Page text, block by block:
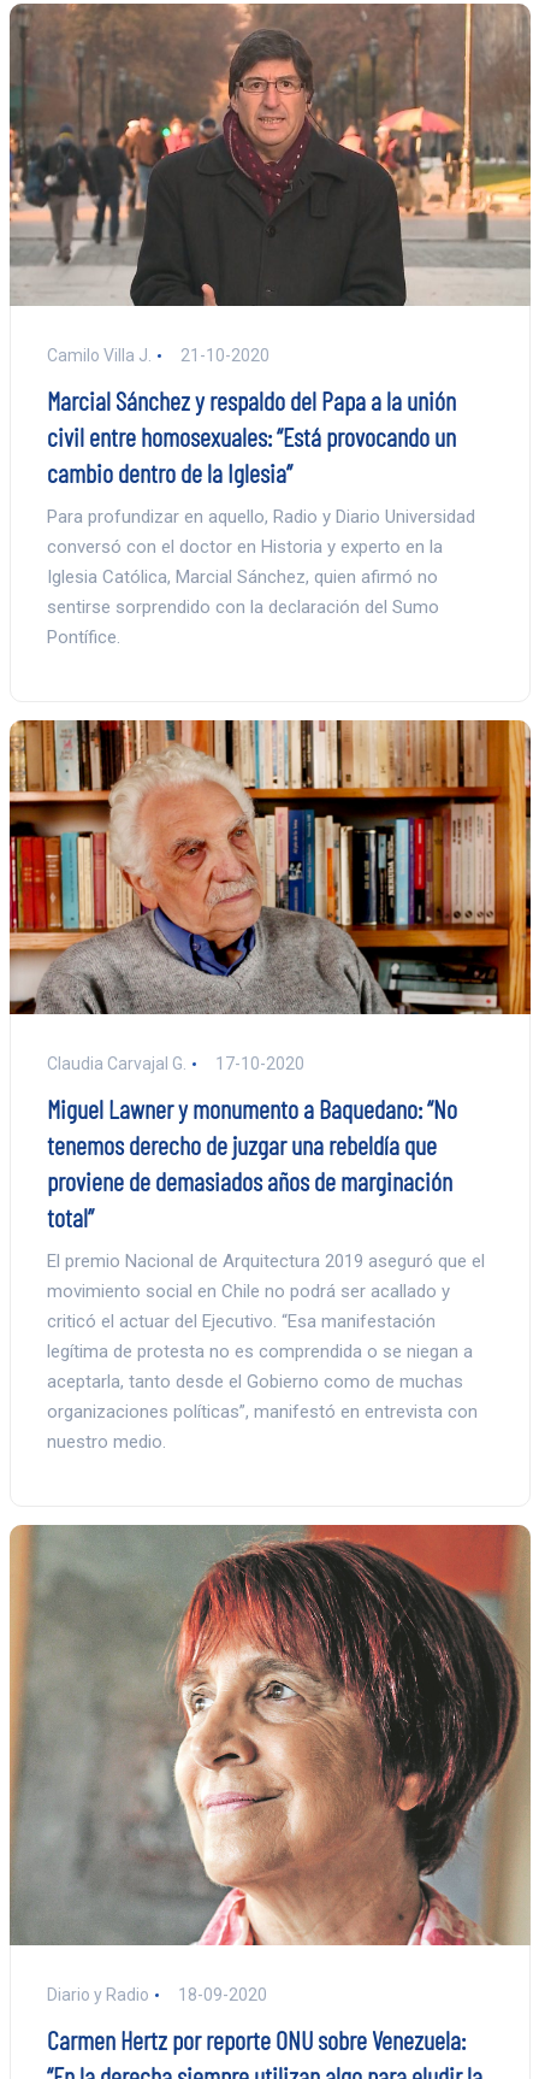
Camilo Villa J. 21-10-2020
Marcial Sánchez y respaldo del Papa a la unión
civil entre homosexuales: “Está provocando un
cambio dentro de la Iglesia”
Para profundizar en aquello, Radio y Diario Universidad
conversó con el doctor en Historia y experto en la
Iglesia Católica, Marcial Sánchez, quien afirmó no
sentirse sorprendido con la declaración del Sumo
Pontífice.
Claudia Carvajal G. 17-10-2020
Miguel Lawner y monumento a Baquedano: “No
tenemos derecho de juzgar una rebeldía que
proviene de demasiados años de marginación
total”
El premio Nacional de Arquitectura 2019 aseguró que el
movimiento social en Chile no podrá ser acallado y
criticó el actuar del Ejecutivo. “Esa manifestación
legítima de protesta no es comprendida o se niegan a
aceptarla, tanto desde el Gobierno como de muchas
organizaciones políticas”, manifestó en entrevista con
nuestro medio.
Diario y Radio 18-09-2020
Carmen Hertz por reporte ONU sobre Venezuela: